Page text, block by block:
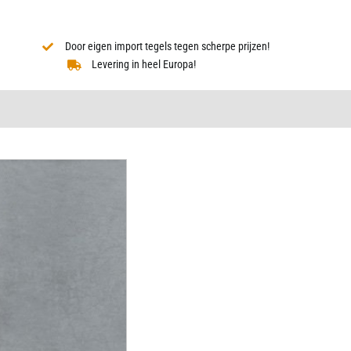
Door eigen import tegels tegen scherpe prijzen!
Levering in heel Europa!